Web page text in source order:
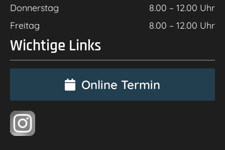
Donnerstag
8.00 – 12.00 Uhr
Freitag
8.00 – 12.00 Uhr
Wichtige Links
Online Termin